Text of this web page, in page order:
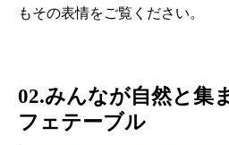
もその表情をご覧ください。
02.みんなが自然と集
フェテーブル